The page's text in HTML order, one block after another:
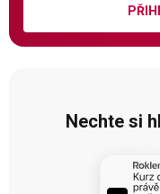
Nechte si